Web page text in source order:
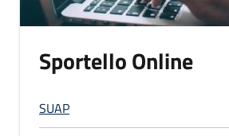
Sportello Online
SUAP